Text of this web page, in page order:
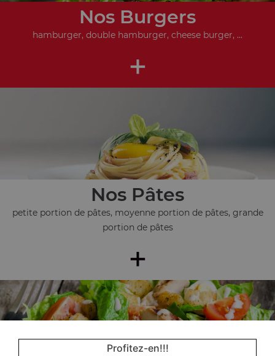
Nos Burgers
hamburger, double hamburger, cheese burger, ...
+
Nos Pâtes
petite portion de pâtes, moyenne portion de pâtes, grande
portion de pâtes
+
Profitez-en!!!